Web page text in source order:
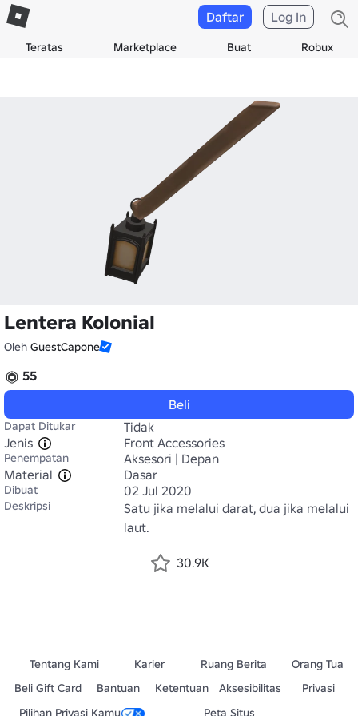
Teratas Marketplace Buat Robux
Daftar Log In
Lentera Kolonial
Oleh GuestCapone
55
Beli
Dapat Ditukar
Tidak
Jenis
Front Accessories
Penempatan
Aksesori | Depan
Material
Dasar
Dibuat 02 Jul 2020
Deskripsi
Satu jika melalui darat, dua jika melalui
laut.
30.9K
Tentang Kami Karier Ruang Berita
Orang Tua
Beli Gift Card
Bantuan Ketentuan Aksesibilitas
Privasi
Pilihan Privasi Kamu
Peta Situs